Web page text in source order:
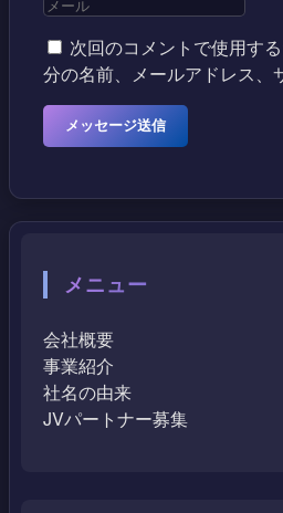
次回のコメントで使用す
分の名前、メールアドレス、
メニュー
会社概要
事業紹介
社名の由来
JVパートナー募集